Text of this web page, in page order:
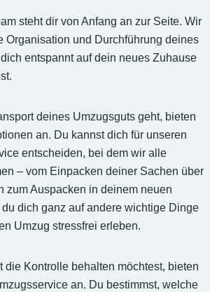
steht dir von Anfang an zur Seite. Wir
Organisation und Durchführung deines
entspannt auf dein neues Zuhause
deines Umzugsguts geht, bieten
an. Du kannst dich für unseren
entscheiden, bei dem wir alle
– vom Einpacken deiner Sachen über
zum Auspacken in deinem neuen
dich ganz auf andere wichtige Dinge
Umzug stressfrei erleben.
die Kontrolle behalten möchtest, bieten
an. Du bestimmst, welche